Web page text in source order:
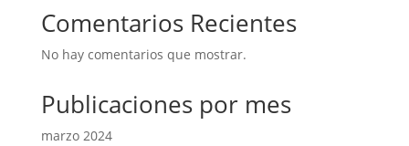
Comentarios Recientes
No hay comentarios que mostrar.
Publicaciones por mes
marzo 2024